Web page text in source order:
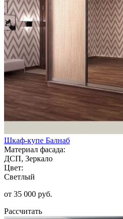
Шкаф-купе Балнаб
Материал фасада:
ДСП, Зеркало
Цвет:
Светлый
от 35 000 руб.
Рассчитать